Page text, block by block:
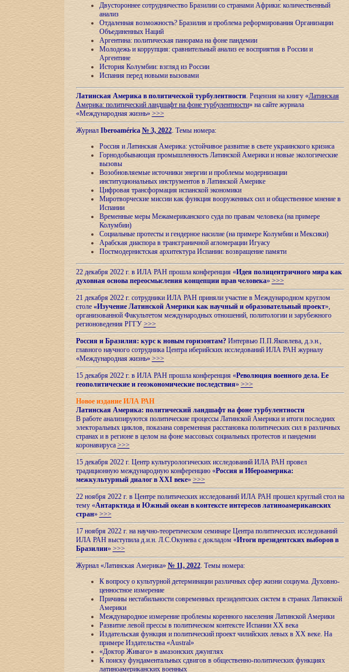
Двустороннее сотрудничество Бразилии со странами Африки: количественный
анализ
Отдаленная возможность? Бразилия и проблема реформирования Организации
Объединенных Наций
Аргентина: политическая панорама на фоне пандемии
Молодежь и коррупция: сравнительный анализ ee восприятия в России и
Аргентине
История Колумбии: взгляд из России
Испания перед новыми вызовами
Латинская Америка в политической турбулентности. Рецензия на книгу «Латинская
Америка: политический ландшафт на фоне турбулентности» на сайте журнала
«Международная жизнь» >>>
Журнал Iberoamérica № 3, 2022. Темы номера:
Россия и Латинская Америка: устойчивое развитие в свете украинского кризиса
Горнодобывающая промышленность Латинской Америки и новые экологические
вызовы
Возобновляемые источники энергии и проблемы модернизации
институциональных инструментов в Латинской Америке
Цифровая трансформация испанской экономики
Миротворческие миссии как функция вооруженных сил и общественное мнение в
Испании
Временные меры Межамериканского суда по правам человека (на примере
Колумбии)
Социальные протесты и гендерное насилие (на примере Колумбии и Мексики)
Арабская диаспора в трансграничной агломерации Игуасу
Постмодернистская архитектура Испании: возвращение памяти
22 декабря 2022 г. в ИЛА РАН прошла конференция «Идея полицентричного мира как
духовная основа переосмысления концепции прав человека» >>>
21 декабря 2022 г. сотрудники ИЛА РАН приняли участие в Международном круглом
столе «Изучение Латинской Америки как научный и образовательный проект»,
организованной Факультетом международных отношений, политологии и зарубежного
регионоведения РГГУ >>>
Россия и Бразилия: курс к новым горизонтам?Интервью П.П.Яковлева, д.э.н.,
главного научного сотрудника Центра иберийских исследований ИЛА РАН журналу
«Международная жизнь» >>>
15 декабря 2022 г. в ИЛА РАН прошла конференция «Революция военного дела. Ее
геополитические и геоэкономические последствия» >>>
Новое издание ИЛА РАН
Латинская Америка: политический ландшафт на фоне турбулентности
В работе анализируются политические процессы Латинской Америки и итоги последних
электоральных циклов, показана современная расстановка политических сил в различных
странах и в регионе в целом на фоне массовых социальных протестов и пандемии
коронавируса >>>
15 декабря 2022 г. Центр культурологических исследований ИЛА РАН провел
традиционную международную конференцию «Россия и Ибероамерика:
межкультурный диалог в XXI веке» >>>
22 ноября 2022 г. в Центре политических исследований ИЛА РАН прошел круглый стол на
тему «Антарктида и Южный океан в контексте интересов латиноамериканских
стран» >>>
17 ноября 2022 г. на научно-теоретическом семинаре Центра политических исследований
ИЛА РАН выступила д.и.н. Л.С.Окунева с докладом «Итоги президентских выборов в
Бразилии» >>>
Журнал «Латинская Америка» № 11, 2022. Темы номера:
К вопросу о культурной детерминации различных сфер жизни социума. Духовно-
ценностное измерение
Причины нестабильности современных президентских систем в странах Латинской
Америки
Международное измерение проблемы коренного населения Латинской Америки
Развитие левой прессы в политическом контексте Испании XX века
Издательская функция и политический проект чилийских левых в XX веке. На
примере Издательства «Austral»
«Доктор Живаго» в амазонских джунглях
К поиску фундаментальных сдвигов в общественно-политических функциях
латиноамериканских военных